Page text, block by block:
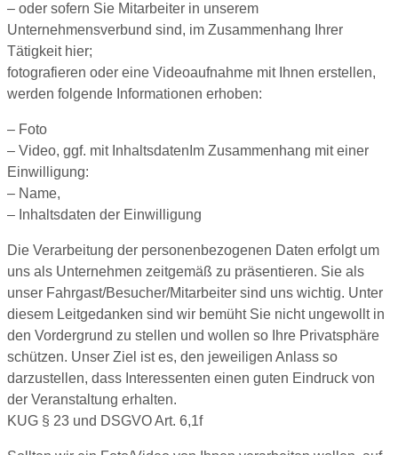
– oder sofern Sie Mitarbeiter in unserem
Unternehmensverbund sind, im Zusammenhang Ihrer
Tätigkeit hier;
fotografieren oder eine Videoaufnahme mit Ihnen erstellen,
werden folgende Informationen erhoben:
– Foto
– Video, ggf. mit InhaltsdatenIm Zusammenhang mit einer
Einwilligung:
– Name,
– Inhaltsdaten der Einwilligung
Die Verarbeitung der personenbezogenen Daten erfolgt um
uns als Unternehmen zeitgemäß zu präsentieren. Sie als
unser Fahrgast/Besucher/Mitarbeiter sind uns wichtig. Unter
diesem Leitgedanken sind wir bemüht Sie nicht ungewollt in
den Vordergrund zu stellen und wollen so Ihre Privatsphäre
schützen. Unser Ziel ist es, den jeweiligen Anlass so
darzustellen, dass Interessenten einen guten Eindruck von
der Veranstaltung erhalten.
KUG § 23 und DSGVO Art. 6,1f